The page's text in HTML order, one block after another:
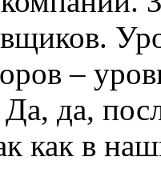
–
да,
как в